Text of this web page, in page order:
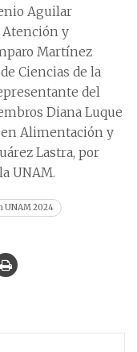
Aguilar
Atención y
Martínez
Ciencias de la
del
Diana Luque
en Alimentación y
Lastra, por
UNAM.
UNAM 2024